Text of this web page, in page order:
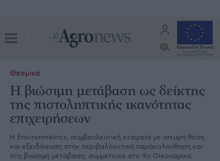
Θεσμικά
Η βιώσιμη μετάβαση ως δείκτης
της πιστοληπτικής ικανότητας
επιχειρήσεων
Η Environmetrics, συμβουλευτική εταιρεία με ισχυρή θέση
και εξειδίκευση στην περιβαλλοντική παρακολούθηση και
στη βιώσιμη μετάβαση, συμμετείχε στο 9ο Οικονομικό